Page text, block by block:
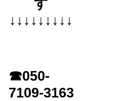
す
↓↓↓↓↓↓↓↓↓
☎050-
7109-3163